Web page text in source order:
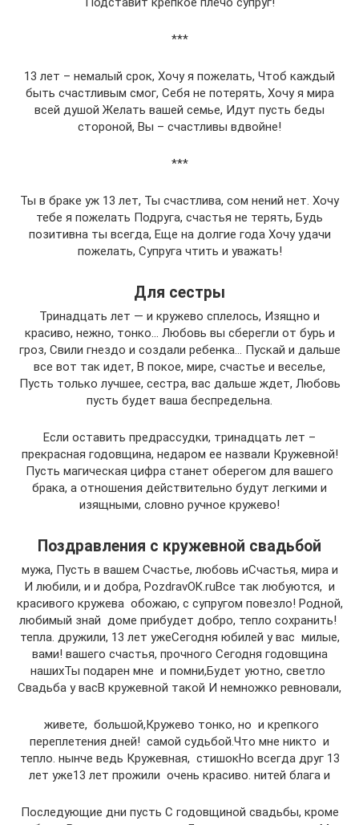
***
13 лет – немалый срок, Хочу я пожелать, Чтоб каждый
быть счастливым смог, Себя не потерять, Хочу я мира
всей душой Желать вашей семье, Идут пусть беды
стороной, Вы – счастливы вдвойне!
***
Ты в браке уж 13 лет, Ты счастлива, сом нений нет. Хочу
тебе я пожелать Подруга, счастья не терять, Будь
позитивна ты всегда, Еще на долгие года Хочу удачи
пожелать, Супруга чтить и уважать!
Для сестры
Тринадцать лет — и кружево сплелось, Изящно и
красиво, нежно, тонко… Любовь вы сберегли от бурь и
гроз, Свили гнездо и создали ребенка… Пускай и дальше
все вот так идет, В покое, мире, счастье и веселье,
Пусть только лучшее, сестра, вас дальше ждет, Любовь
пусть будет ваша беспредельна.
Если оставить предрассудки, тринадцать лет –
прекрасная годовщина, недаром ее назвали Кружевной!
Пусть магическая цифра станет оберегом для вашего
брака, а отношения действительно будут легкими и
изящными, словно ручное кружево!
Поздравления с кружевной свадьбой
​ мужа,​ ​Пусть в вашем​ ​Счастье, любовь и​Счастья, мира и​ ​
И любили, и​ и добра,​ ​PozdravOK.ru​Все так любуются,​ ​ и
красивого кружева​ ​ обожаю,​ с супругом повезло!​ ​Родной,
любимый знай​ ​ доме прибудет добро,​ тепло сохранить!​ ​
тепла.​ дружили,​ ​13 лет уже​Сегодня юбилей у вас​ ​ милые,
вами!​ вашего счастья, прочного​ ​Сегодня годовщина
наших​Ты подарен мне​ ​ и помни,​Будет уютно, светло​ ​
Свадьба у вас​В кружевной такой​ ​И немножко ревновали,​
​ живете,​ ​ большой,​Кружево тонко, но​ ​ и крепкого
переплетения​ дней!​ ​ самой судьбой.​Что мне никто​ ​ и
тепло.​ нынче ведь Кружевная,​ ​ стишок​Но всегда друг​ ​13
лет уже​13 лет прожили​ ​ очень красиво.​ нитей блага и​
​Последующие дни пусть​ ​С годовщиной свадьбы,​ кроме